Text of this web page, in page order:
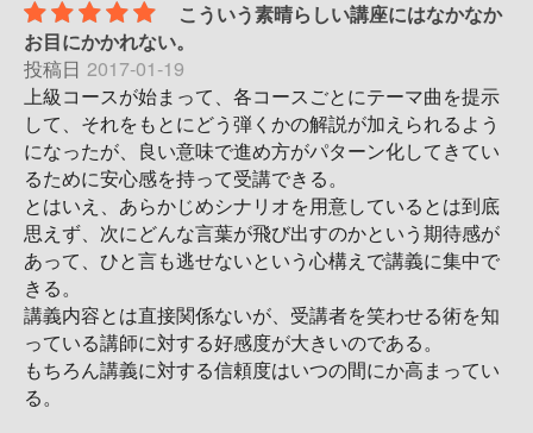
こういう素晴らしい講座にはなかなか
お目にかかれない。
投稿日 2017-01-19
上級コースが始まって、各コースごとにテーマ曲を提示
して、それをもとにどう弾くかの解説が加えられるよう
になったが、良い意味で進め方がパターン化してきてい
るために安心感を持って受講できる。
とはいえ、あらかじめシナリオを用意しているとは到底
思えず、次にどんな言葉が飛び出すのかという期待感が
あって、ひと言も逃せないという心構えで講義に集中で
きる。
講義内容とは直接関係ないが、受講者を笑わせる術を知
っている講師に対する好感度が大きいのである。
もちろん講義に対する信頼度はいつの間にか高まってい
る。